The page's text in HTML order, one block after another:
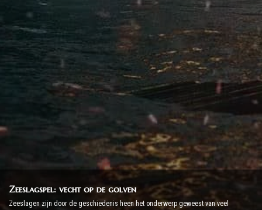
Zeeslagspel: vecht op de golven
Zeeslagen zijn door de geschiedenis heen het onderwerp geweest van veel